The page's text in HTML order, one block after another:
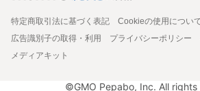
特定商取引法に基づく表記
Cookieの使用につい
広告識別子の取得・利用
プライバシーポリシー
メディアキット
©GMO Pepabo, Inc. All rights